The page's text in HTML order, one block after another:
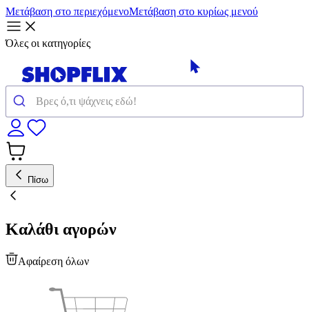
Μετάβαση στο περιεχόμενοΜετάβαση στο κυρίως μενού
Όλες οι κατηγορίες
Πίσω
Καλάθι αγορών
Αφαίρεση όλων